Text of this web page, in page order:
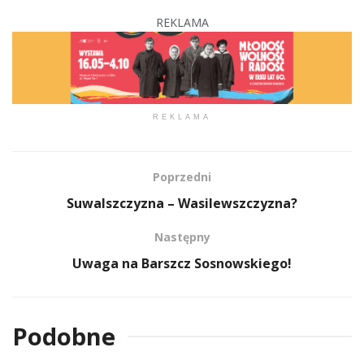
REKLAMA
REKLAMA
Poprzedni
Suwalszczyzna – Wasilewszczyzna?
Następny
Uwaga na Barszcz Sosnowskiego!
Podobne